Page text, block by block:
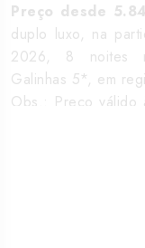
Preço desde
duplo luxo, na
2026, 8 noites
Galinhas 5*, em
Obs.: Preço válido